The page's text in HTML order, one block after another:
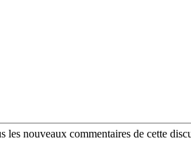
les nouveaux commentaires de cette